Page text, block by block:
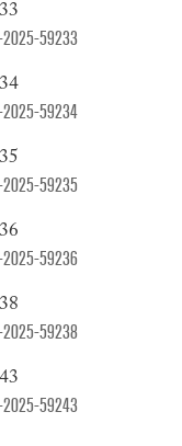
2025-59233
2025-59234
59235
59236
2025-59238
2025-59243